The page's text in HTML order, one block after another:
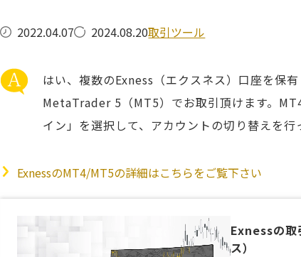
2022.04.07 2024.08.20取引ツール
はい、複数のExness（エクスネス）口座を
MetaTrader 5（MT5）でお取引頂けます。
イン」を選択して、アカウントの切り替えを行
ExnessのMT4/MT5の詳細はこちらをご覧下さい
Exnessの
ス）